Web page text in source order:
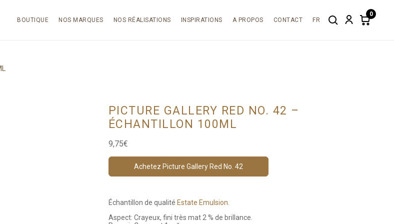
BOUTIQUE NOS MARQUES NOS RÉALISATIONS INSPIRATIONS A PROPOS CONTACT FR SearchAccount
0
Items
PICTURE GALLERY RED NO. 42 –
ÉCHANTILLON 100ML
9,75€
Achetez Picture Gallery Red No. 42
Échantillon de qualité Estate Emulsion.
Aspect: Crayeux, fini très mat 2 % de brillance.